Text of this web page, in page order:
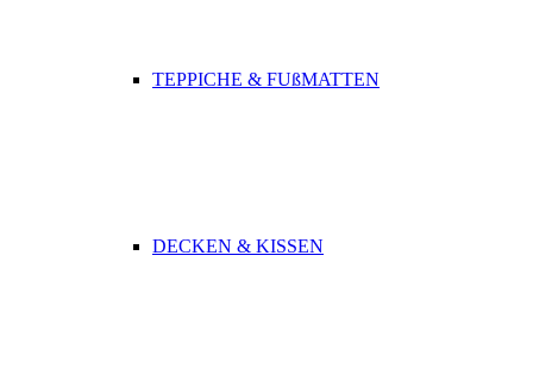
TEPPICHE & FUßMATTEN
DECKEN & KISSEN